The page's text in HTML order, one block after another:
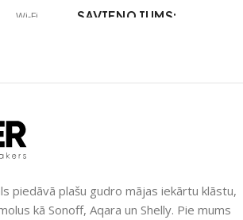
Wi-Fi SAVIENOJUMS
UZREIZ PIEEJAMAIS
SKAITS
piedāvā plašu gudro mājas iekārtu klāstu,
kā Sonoff, Aqara un Shelly. Pie mums